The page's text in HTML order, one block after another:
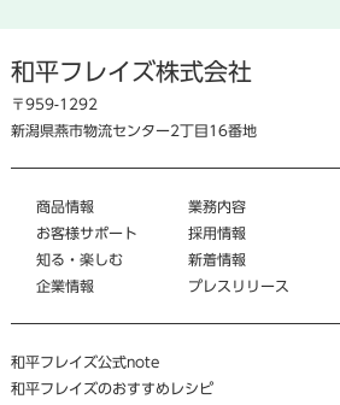
和平フレイズ株式会社
〒959-1292
新潟県燕市物流センター2丁目16番地
商品情報
お客様サポート
知る・楽しむ
企業情報
業務内容
採用情報
新着情報
プレスリリース
和平フレイズ公式note
和平フレイズのおすすめレシピ